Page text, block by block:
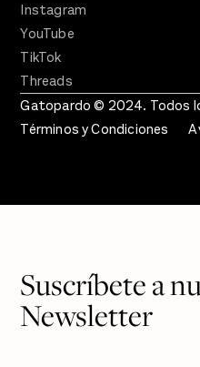
Instagram
YouTube
TikTok
Threads
Gatopardo © 2024. Todos
Términos y Condiciones
Suscríbete a
Newsletter